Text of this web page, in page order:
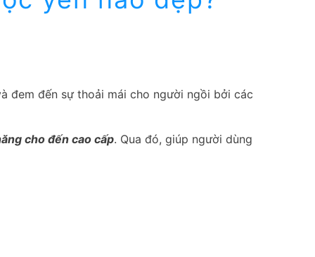
đem đến sự thoải mái cho người ngồi bởi các
cho đến cao cấp. Qua đó, giúp người dùng